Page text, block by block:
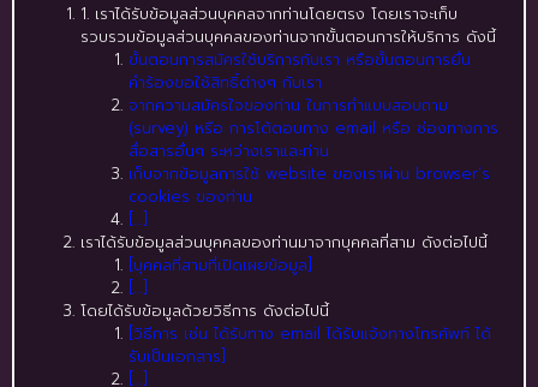
1. เราได้รับข้อมูลส่วนบุคคลจากท่านโดยตรง โดยเราจะเก็บ
รวบรวมข้อมูลส่วนบุคคลของท่านจากขั้นตอนการให้บริการ ดังนี้
ขั้นตอนการสมัครใช้บริการกับเรา หรือขั้นตอนการยื่น
คำร้องขอใช้สิทธิ์ต่างๆ กับเรา
จากความสมัครใจของท่าน ในการทำแบบสอบถาม
(survey) หรือ การโต้ตอบทาง email หรือ ช่องทางการ
สื่อสารอื่นๆ ระหว่างเราและท่าน
เก็บจากข้อมูลการใช้ website ของเราผ่าน browser’s
cookies ของท่าน
[…]
เราได้รับข้อมูลส่วนบุคคลของท่านมาจากบุคคลที่สาม ดังต่อไปนี้
[บุคคลที่สามที่เปิดเผยข้อมูล]
[…]
โดยได้รับข้อมูลด้วยวิธีการ ดังต่อไปนี้
[วิธีการ เช่น ได้รับทาง email ได้รับแจ้งทางโทรศัพท์ ได้
รับเป็นเอกสาร]
[…]